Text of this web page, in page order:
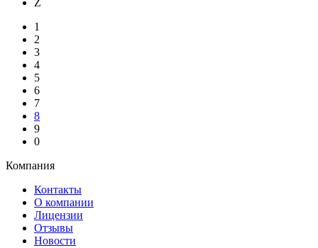
Z
1
2
3
4
5
6
7
8
9
0
Компания
Контакты
О компании
Лицензии
Отзывы
Новости